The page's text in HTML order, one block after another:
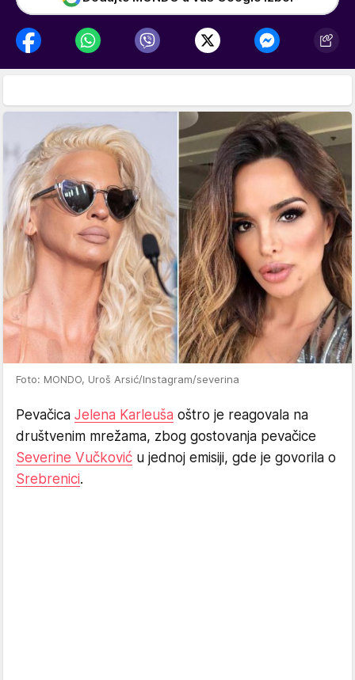
Foto: MONDO, Uroš Arsić/Instagram/severina
Pevačica Jelena Karleuša oštro je reagovala na
društvenim mrežama, zbog gostovanja pevačice
Severine Vučković u jednoj emisiji, gde je govorila o
Srebrenici.